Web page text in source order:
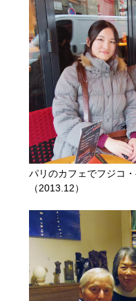
パリのカフェでフジコ
（2013.12）